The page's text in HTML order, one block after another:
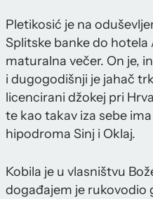
Pletikosić je na
Splitske banke do
maturalna večer. On je,
i dugogodišnji je jahač
licencirani džokej pri
te kao takav iza sebe
hipodroma Sinj i Oklaj.
Kobila je u vlasništvu
događajem je rukovodio